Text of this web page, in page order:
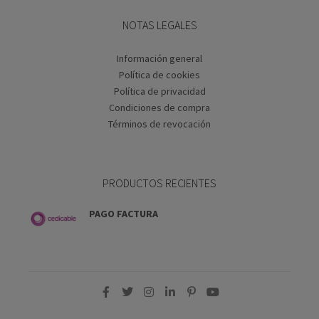
NOTAS LEGALES
Información general
Política de cookies
Política de privacidad
Condiciones de compra
Términos de revocación
PRODUCTOS RECIENTES
PAGO FACTURA